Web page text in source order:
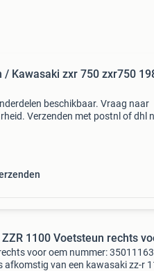
/ Kawasaki zxr 750 zxr750
beschikbaar. Vraag naar
Verzenden met postnl of dhl
1100 Voetsteun rechts
voor oem nummer:
afkomstig van een kawasaki zz-r